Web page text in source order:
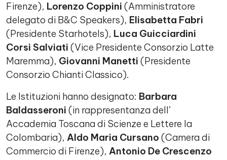
Firenze), Lorenzo Coppini (Amministratore
delegato di B&C Speakers), Elisabetta Fabri
(Presidente Starhotels), Luca Guicciardini
Corsi Salviati (Vice Presidente Consorzio Latte
Maremma), Giovanni Manetti (Presidente
Consorzio Chianti Classico).
Le Istituzioni hanno designato: Barbara
Baldasseroni (in rappresentanza dell’
Accademia Toscana di Scienze e Lettere la
Colombaria), Aldo Maria Cursano (Camera di
Commercio di Firenze), Antonio De Crescenzo